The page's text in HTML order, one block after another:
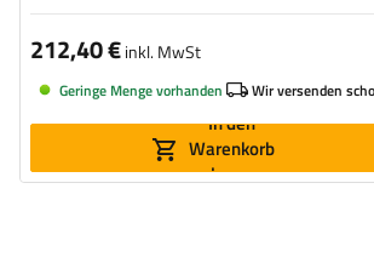
212,40 €inkl. MwSt
Geringe Menge vorhanden Wir versenden
In den
Warenkorb
legen